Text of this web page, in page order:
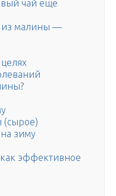
чай еще
из малины —
(сырое)
зиму
эффективное